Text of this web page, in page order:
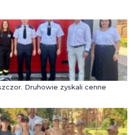
Druhowie zyskali cenne